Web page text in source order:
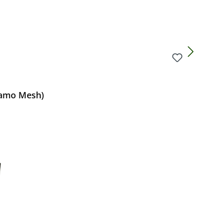
Mesh)